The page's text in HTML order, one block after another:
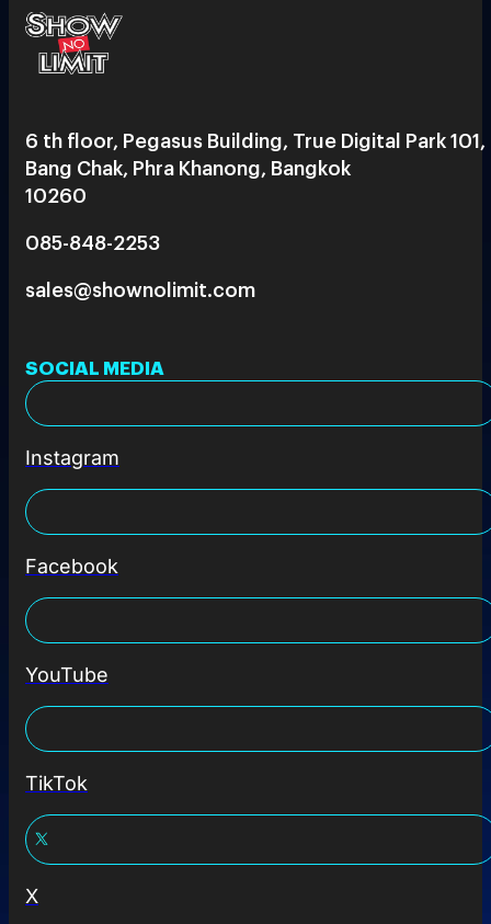
6 th floor, Pegasus Building, True Digital Park 101,
Bang Chak, Phra Khanong, Bangkok
10260
085-848-2253
sales@shownolimit.com
SOCIAL MEDIA
Instagram
Facebook
YouTube
TikTok
X